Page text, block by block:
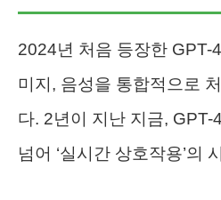
2024년 처음 등장한 GPT-
미지, 음성을 통합적으로
다. 2년이 지난 지금, GPT-
넘어 ‘실시간 상호작용’의